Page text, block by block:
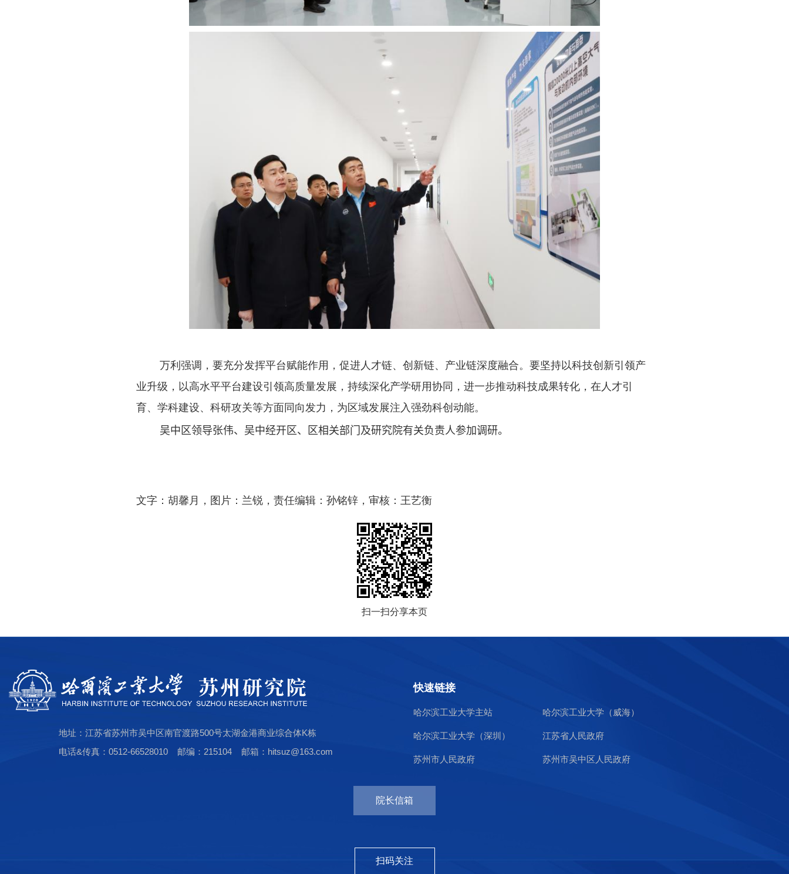
万利强调，要充分发挥平台赋能作用，促进人才链、创新链、产业链深度融合。要坚持以科技创新引领产
业升级，以高水平平台建设引领高质量发展，持续深化产学研用协同，进一步推动科技成果转化，在人才引
育、学科建设、科研攻关等方面同向发力，为区域发展注入强劲科创动能。
吴中区领导张伟、 吴中经开区、 区相关部门及研究院有关负责人参加调研。
文字：胡馨月，图片：兰锐，责任编辑：孙铭锌，审核：王艺衡
扫一扫分享本页
地址：江苏省苏州市吴中区南官渡路500号太湖金港商业综合体K栋
电话&传真：0512-66528010 邮编：215104 邮箱：hitsuz@163.com
快速链接
哈尔滨工业大学主站 哈尔滨工业大学（威海）
哈尔滨工业大学（深圳） 江苏省人民政府
苏州市人民政府 苏州市吴中区人民政府
院长信箱
扫码关注